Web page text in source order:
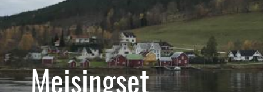
Meisingset